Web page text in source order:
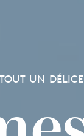
UN